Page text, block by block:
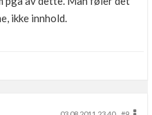
ikke innhold.